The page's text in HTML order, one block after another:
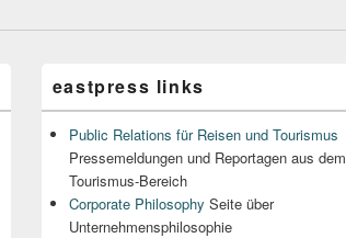
eastpress links
Public Relations für Reisen und Tourismus
Pressemeldungen und Reportagen aus dem
Tourismus-Bereich
Corporate Philosophy Seite über
Unternehmensphilosophie